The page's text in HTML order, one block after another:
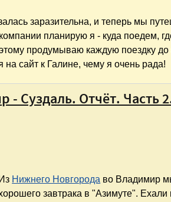
заразительна, и теперь мы
планирую я - куда поедем,
продумываю каждую поездку
сайт к Галине, чему я очень рада!
Суздаль. Отчёт. Часть
Из Нижнего Новгорода во Владимир
завтрака в "Азимуте".